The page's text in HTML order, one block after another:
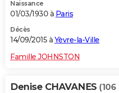
Naissance
01/03/1930 à Paris
Décès
14/09/2015 à Yèvre-la-Ville
Famille JOHNSTON
Denise CHAVANES (106